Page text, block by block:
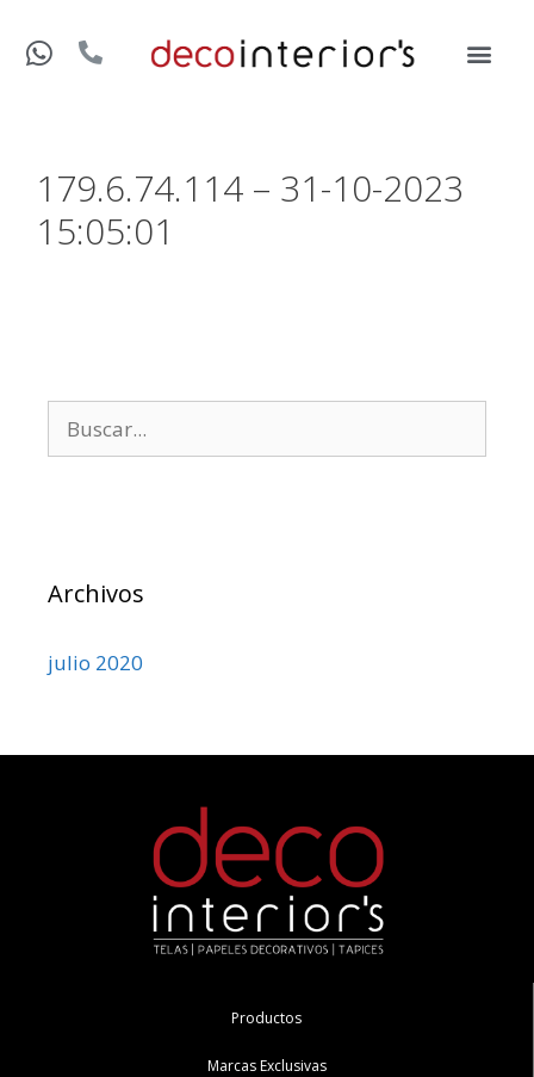
179.6.74.114 – 31-10-2023
15:05:01
Archivos
julio 2020
Productos
Marcas Exclusivas